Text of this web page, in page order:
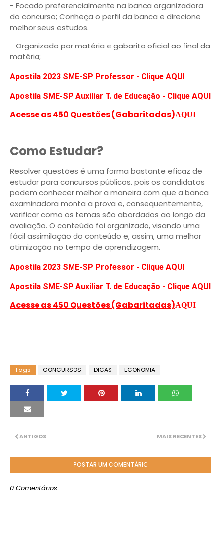
- Focado preferencialmente na banca organizadora
do concurso; Conheça o perfil da banca e direcione
melhor seus estudos.
- Organizado por matéria e gabarito oficial ao final da
matéria;
Apostila 2023 SME-SP Professor - Clique AQUI
Apostila SME-SP Auxiliar T. de Educação - Clique AQUI
Acesse as 450 Questões (Gabaritadas)AQUI
Como Estudar?
Resolver questões é uma forma bastante eficaz de
estudar para concursos públicos, pois os candidatos
podem conhecer melhor a maneira com que a banca
examinadora monta a prova e, consequentemente,
verificar como os temas são abordados ao longo da
avaliação. O conteúdo foi organizado, visando uma
fácil assimilação do conteúdo e, assim, uma melhor
otimização no tempo de aprendizagem.
Apostila 2023 SME-SP Professor - Clique AQUI
Apostila SME-SP Auxiliar T. de Educação - Clique AQUI
Acesse as 450 Questões (Gabaritadas)AQUI
Tags CONCURSOS DICAS ECONOMIA
MAIS RECENTES
ANTIGOS
POSTAR UM COMENTÁRIO
0 Comentários